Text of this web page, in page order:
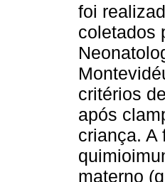
foi
coletados
critérios
após
criança. A
materno